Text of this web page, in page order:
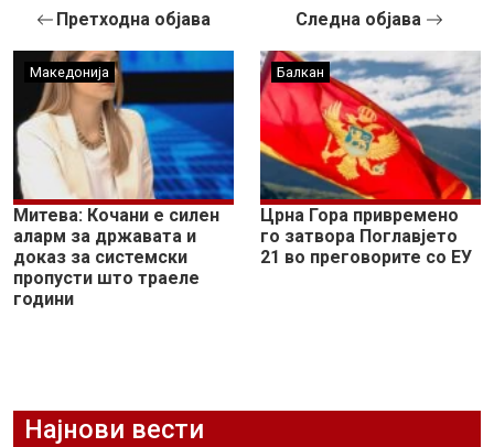
Претходна објава
Македонија
Митева: Кочани е силен
аларм за државата и
доказ за системски
пропусти што траеле
години
Следна објава
Балкан
Црна Гора привремено
го затвора Поглавјето
21 во преговорите со ЕУ
Најнови вести